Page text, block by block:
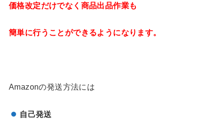
価格改定だけでなく商品出品作業も
簡単に行うことができるようになります。
Amazonの発送方法には
自己発送